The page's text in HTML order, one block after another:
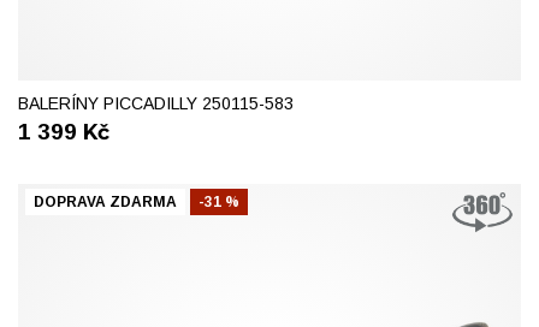
BALERÍNY PICCADILLY 250115-583
1 399 Kč
DOPRAVA ZDARMA -31 %